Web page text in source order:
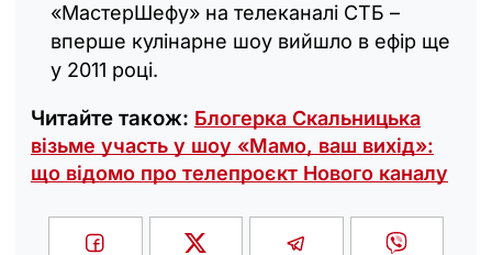
«МастерШефу» на телеканалі СТБ –
вперше кулінарне шоу вийшло в ефір ще
у 2011 році.
Читайте також: Блогерка Скальницька
візьме участь у шоу «Мамо, ваш вихід»:
що відомо про телепроєкт Нового каналу